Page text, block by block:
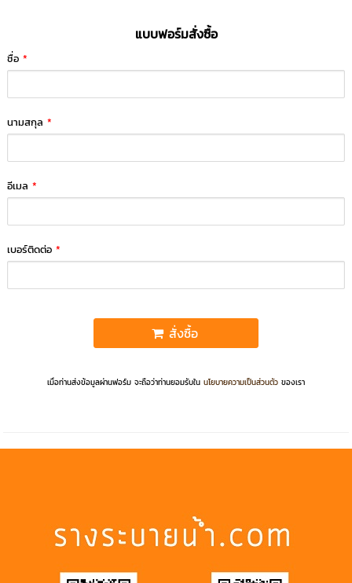
แบบฟอร์มสั่งซื้อ
ชื่อ*
นามสกุล*
อีเมล*
เบอร์ติดต่อ*
สั่งซื้อ
เมื่อท่านส่งข้อมูลผ่านฟอร์ม จะถือว่าท่านยอมรับใน นโยบายความเป็นส่วนตัว ของเรา